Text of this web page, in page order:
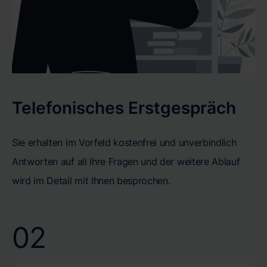
Telefonisches Erstgespräch
Sie erhalten im Vorfeld kostenfrei und unverbindlich
Antworten auf all Ihre Fragen und der weitere Ablauf
wird im Detail mit Ihnen besprochen.
02